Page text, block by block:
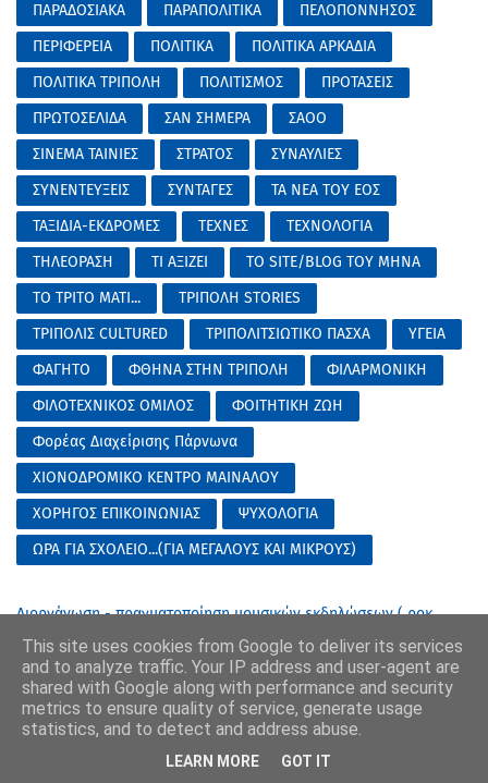
ΠΑΡΑΔΟΣΙΑΚΑ
ΠΑΡΑΠΟΛΙΤΙΚΑ
ΠΕΛΟΠΟΝΝΗΣΟΣ
ΠΕΡΙΦΕΡΕΙΑ
ΠΟΛΙΤΙΚΑ
ΠΟΛΙΤΙΚΑ ΑΡΚΑΔΙΑ
ΠΟΛΙΤΙΚΑ ΤΡΙΠΟΛΗ
ΠΟΛΙΤΙΣΜΟΣ
ΠΡΟΤΑΣΕΙΣ
ΠΡΩΤΟΣΕΛΙΔΑ
ΣΑΝ ΣΗΜΕΡΑ
ΣΑΟΟ
ΣΙΝΕΜΑ ΤΑΙΝΙΕΣ
ΣΤΡΑΤΟΣ
ΣΥΝΑΥΛΙΕΣ
ΣΥΝΕΝΤΕΥΞΕΙΣ
ΣΥΝΤΑΓΕΣ
ΤΑ ΝΕΑ ΤΟΥ ΕΟΣ
ΤΑΞΙΔΙΑ-ΕΚΔΡΟΜΕΣ
ΤΕΧΝΕΣ
ΤΕΧΝΟΛΟΓΙΑ
ΤΗΛΕΟΡΑΣΗ
ΤΙ ΑΞΙΖΕΙ
ΤΟ SITE/BLOG ΤΟΥ ΜΗΝΑ
ΤΟ ΤΡΙΤΟ ΜΑΤΙ...
ΤΡΙΠΟΛΗ STORIES
ΤΡΙΠΟΛΙΣ CULTURED
ΤΡΙΠΟΛΙΤΣΙΩΤΙΚΟ ΠΑΣΧΑ
ΥΓΕΙΑ
ΦΑΓΗΤΟ
ΦΘΗΝΑ ΣΤΗΝ ΤΡΙΠΟΛΗ
ΦΙΛΑΡΜΟΝΙΚΗ
ΦΙΛΟΤΕΧΝΙΚΟΣ ΟΜΙΛΟΣ
ΦΟΙΤΗΤΙΚΗ ΖΩΗ
Φορέας Διαχείρισης Πάρνωνα
ΧΙΟΝΟΔΡΟΜΙΚΟ ΚΕΝΤΡΟ ΜΑΙΝΑΛΟΥ
ΧΟΡΗΓΟΣ ΕΠΙΚΟΙΝΩΝΙΑΣ
ΨΥΧΟΛΟΓΙΑ
ΩΡΑ ΓΙΑ ΣΧΟΛΕΙΟ...(ΓΙΑ ΜΕΓΑΛΟΥΣ ΚΑΙ ΜΙΚΡΟΥΣ)
Διοργάνωση - πραγματοποίηση μουσικών εκδηλώσεων ( ροκ
φεστιβάλ ) στις 17-18-19/7/2026..
εκτέλεση του έργου: "Αποκατάσταση και εκσυγχρονισμός της
Βίλας Τουρκοβασίλη" (2η Σ.Ε.Ε)
Προμήθεια υγρών καυσίμων και λιπαντικών για την εξυπηρέτηση
των λειτουργικών αναγκών του Δήμου Τρίπολης μηνός Μαϊου
2026 (Σύμβαση με αρ. 28345/02-09-2024)
Παροχή κτηνιατρικών υπηρεσιών στα πλαίσια του προγράμματος
This site uses cookies from Google to deliver its services
and to analyze traffic. Your IP address and user-agent are
shared with Google along with performance and security
metrics to ensure quality of service, generate usage
statistics, and to detect and address abuse.
LEARN MORE GOT IT